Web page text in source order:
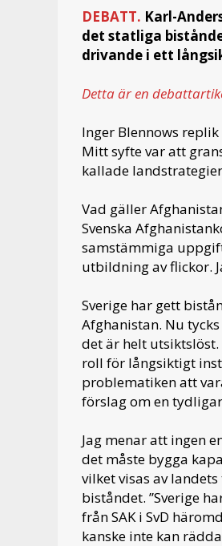
DEBATT. Karl-
det statliga
drivande i ett
Detta är en
Inger Blennows replik
Mitt syfte var att
kallade
Vad gäller
Svenska
samstämmiga
utbildning av flickor.
Sverige har gett
Afghanistan. Nu
det är helt
roll för långsiktigt
problematiken att
förslag om en
Jag menar att ingen
det måste bygga
vilket visas av
biståndet. ”Sverige
från SAK i SvD
kanske inte kan